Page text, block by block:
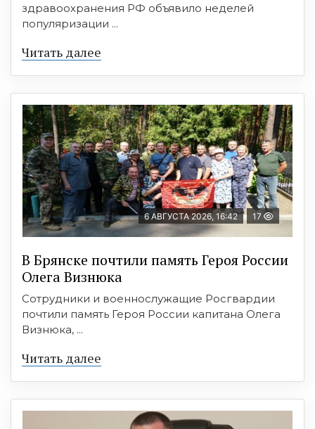
здравоохранения РФ объявило неделей
популяризации ...
Читать далее
6 АВГУСТА 2026, 16:42 17
В Брянске почтили память Героя России
Олега Визнюка
Сотрудники и военнослужащие Росгвардии
почтили память Героя России капитана Олега
Визнюка, ...
Читать далее